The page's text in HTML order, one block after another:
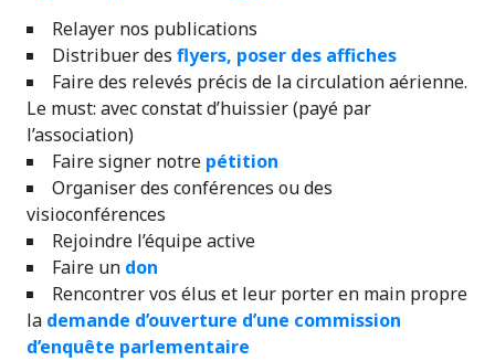
Relayer nos publications
Distribuer des flyers, poser des affiches
Faire des relevés précis de la circulation aérienne.
Le must: avec constat d’huissier (payé par
l’association)
Faire signer notre pétition
Organiser des conférences ou des
visioconférences
Rejoindre l’équipe active
Faire un don
Rencontrer vos élus et leur porter en main propre
la demande d’ouverture d’une commission
d’enquête parlementaire